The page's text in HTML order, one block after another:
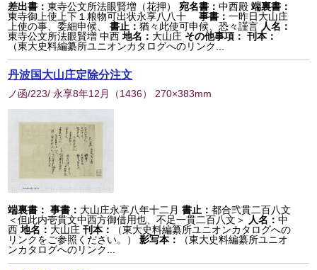
差出書：東寺公文所法眼賢増（花押） 宛名書：中西殿 端裏書：
東寺御上使上下１粮物可出状永享八八十
事書：一昨日大山庄
上使の事、委細申候、
書止：猶々此使可申候、恐々謹言 人名：
東寺公文所法眼賢増 中西 地名： 大山庄 その他事項： 刊本：
（東大史料編纂所ユニオンカタログへのリンク...
丹波国大山庄定除分注文
ノ函/223/ 永享8年12月 （1436） 270×383mm
端裏書： 事書： 大山庄永享八年十二月 書止：都合弐貫二百八文
＜但此内壱貫文中西方御借用也、不足一貫二百八文＞
人名：中
西 地名： 大山庄 刊本：
（東大史料編纂所ユニオンカタログへの
リンクをご参照ください。）
影写本：
（東大史料編纂所ユニオ
ンカタログへのリンク...